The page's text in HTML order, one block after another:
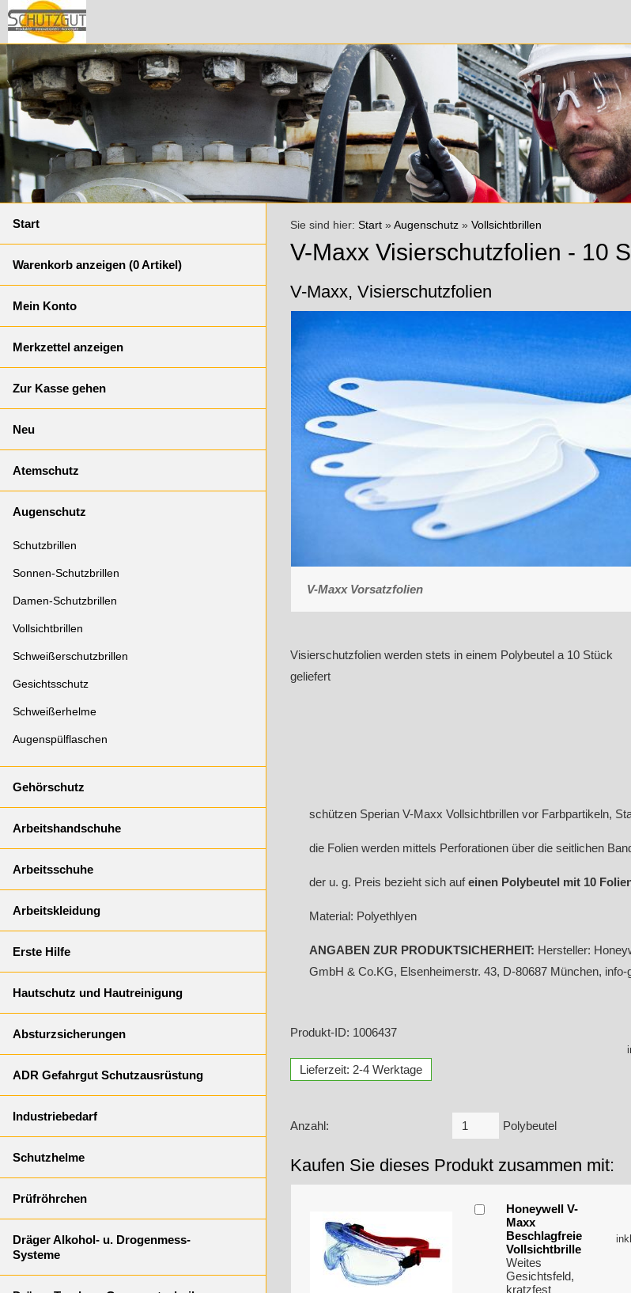
Start
Warenkorb anzeigen (0Artikel)
Mein Konto
Merkzettel anzeigen
Zur Kasse gehen
Neu
Atemschutz
Augenschutz
Schutzbrillen
Sonnen-Schutzbrillen
Damen-Schutzbrillen
Vollsichtbrillen
Schweißerschutzbrillen
Gesichtsschutz
Schweißerhelme
Augenspülflaschen
Gehörschutz
Arbeitshandschuhe
Arbeitsschuhe
Arbeitskleidung
Erste Hilfe
Hautschutz und Hautreinigung
Absturzsicherungen
ADR Gefahrgut Schutzausrüstung
Industriebedarf
Schutzhelme
Prüfröhrchen
Dräger Alkohol- u. Drogenmess-
Systeme
Sie sind hier: Start » Augenschutz » Vollsichtbrillen
V-Maxx Visierschutzfolien - 10
V-Maxx, Visierschutzfolien
V-Maxx Vorsatzfolien
Visierschutzfolien werden stets in einem Polybeutel a 10 Stück
geliefert
schützen Sperian V-Maxx Vollsichtbrillen vor Farbpartikeln,
die Folien werden mittels Perforationen über die seitlichen
der u. g. Preis bezieht sich aufeinen Polybeutel mit 10
Material: Polyethlyen
ANGABEN ZUR PRODUKTSICHERHEIT: Hersteller:
GmbH & Co.KG, Elsenheimerstr. 43, D-80687 München,
Produkt-ID: 1006437
Lieferzeit: 2-4 Werktage
Anzahl: Polybeutel
Kaufen Sie dieses Produkt zusammen mit:
Honeywell V-
Maxx
Beschlagfreie
Vollsichtbrille
Weites
Gesichtsfeld,
kratzfest